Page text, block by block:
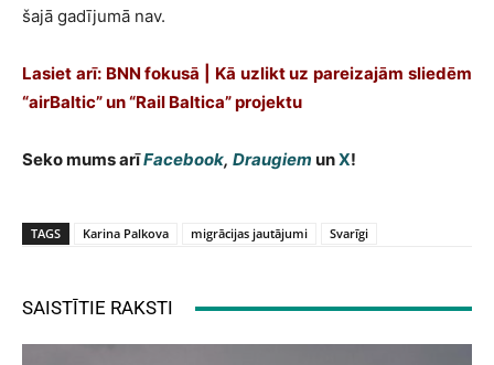
šajā gadījumā nav.
Lasiet arī: BNN fokusā | Kā uzlikt uz pareizajām sliedēm
“airBaltic” un “Rail Baltica” projektu
Seko mums arīFacebook, Draugiem unX!
TAGS Karina Palkova migrācijas jautājumi Svarīgi
SAISTĪTIE RAKSTI